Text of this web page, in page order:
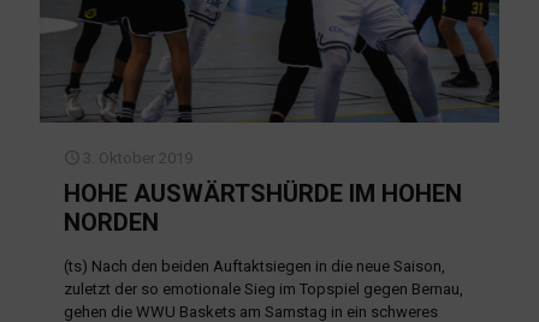
3. Oktober 2019
HOHE AUSWÄRTSHÜRDE IM HOHEN
NORDEN
(ts) Nach den beiden Auftaktsiegen in die neue Saison,
zuletzt der so emotionale Sieg im Topspiel gegen Bernau,
gehen die WWU Baskets am Samstag in ein schweres